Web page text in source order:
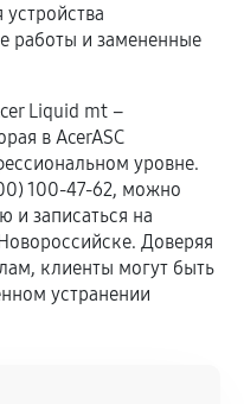
работы и замененные
Liquid mt –
в AcerASC
уровне.
100-47-62, можно
и записаться на
Доверяя
клиенты могут быть
устранении